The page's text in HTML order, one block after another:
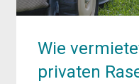
Wie
privaten